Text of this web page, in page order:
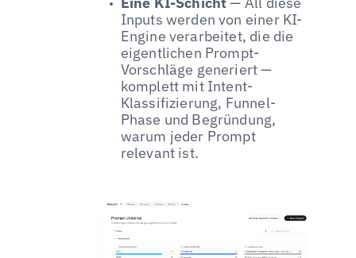
Inputs werden von einer KI-
Engine verarbeitet, die die
eigentlichen Prompt-
Vorschläge generiert —
komplett mit Intent-
Klassifizierung, Funnel-
Phase und Begründung,
warum jeder Prompt
relevant ist.